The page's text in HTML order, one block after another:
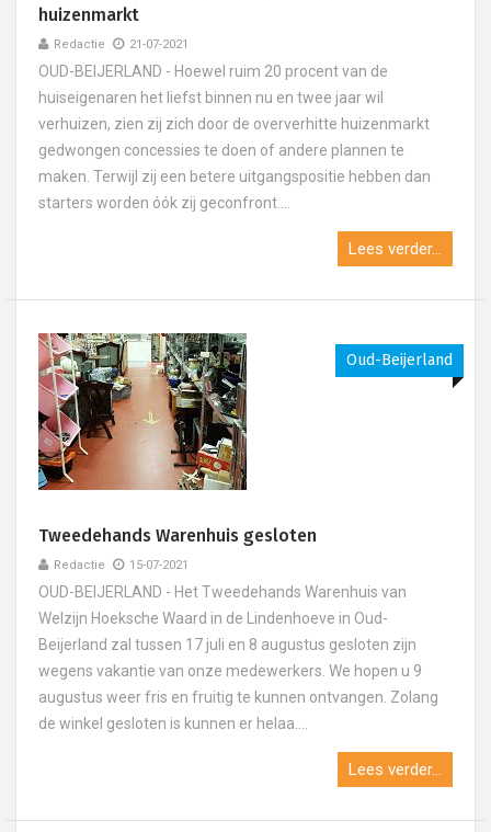
huizenmarkt
Redactie 21-07-2021
OUD-BEIJERLAND - Hoewel ruim 20 procent van de
huiseigenaren het liefst binnen nu en twee jaar wil
verhuizen, zien zij zich door de oververhitte huizenmarkt
gedwongen concessies te doen of andere plannen te
maken. Terwijl zij een betere uitgangspositie hebben dan
starters worden óók zij geconfront....
Lees verder...
Oud-Beijerland
Tweedehands Warenhuis gesloten
Redactie 15-07-2021
OUD-BEIJERLAND - Het Tweedehands Warenhuis van
Welzijn Hoeksche Waard in de Lindenhoeve in Oud-
Beijerland zal tussen 17 juli en 8 augustus gesloten zijn
wegens vakantie van onze medewerkers. We hopen u 9
augustus weer fris en fruitig te kunnen ontvangen. Zolang
de winkel gesloten is kunnen er helaa....
Lees verder...